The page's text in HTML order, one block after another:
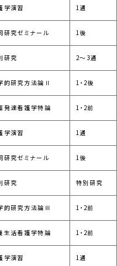
学演習 1通
研究ゼミナール 1後
研究 2～3通
的研究方法論Ⅱ 1・2後
発達看護学特論 1・2前
学演習 1通
研究ゼミナール 1後
研究 特別研究
的研究方法論Ⅲ 1・2前
生活看護学特論 1・2前
学演習 1通